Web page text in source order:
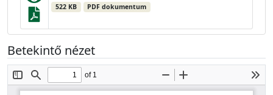
522 KB PDF dokumentum
Betekintő nézet